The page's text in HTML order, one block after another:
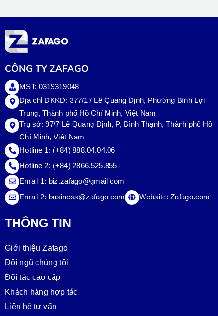
CÔNG TY ZAFAGO
MST: 0319319048
Địa chỉ ĐKKD: 377/17 Lê Quang Định, Phường Bình Lợi
Trung, Thành phố Hồ Chí Minh, Việt Nam
Trụ sở:97/7 Lê Quang Định, P, Bình Thạnh, Thành phố Hồ
Chí Minh, Việt Nam
Hotline 1: (+84) 888.04.04.06
Hotline 2: (+84) 2866.525.855
Email 1: biz.zafago@gmail.com
Email 2: business@zafago.com Website:Zafago.com
THÔNG TIN
Giới thiệu Zafago
Đội ngũ chúng tôi
Đối tác cao cấp
Khách hàng hợp tác
Liên hệ tư vấn